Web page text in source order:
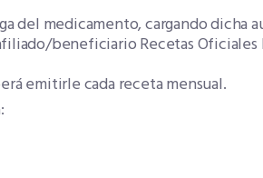
del medicamento, cargando dicha
beneficiario Recetas Oficiales
emitirle cada receta mensual.